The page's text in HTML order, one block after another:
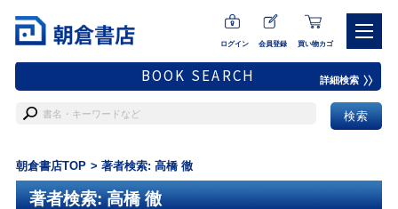
ログイン 会員登録 買い物カゴ
BOOK SEARCH 詳細検索
朝倉書店TOP 著者検索: 高橋 徹
著者検索: 高橋 徹